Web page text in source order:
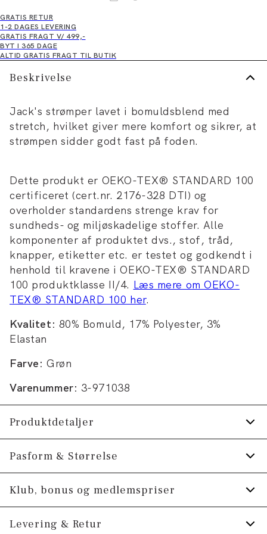
GRATIS RETUR
1-2 DAGES LEVERING
GRATIS FRAGT V/ 499,-
BYT I 365 DAGE
ALTID GRATIS FRAGT TIL BUTIK
Beskrivelse
Jack's strømper lavet i bomuldsblend med
stretch, hvilket giver mere komfort og sikrer, at
strømpen sidder godt fast på foden.
Dette produkt er OEKO-TEX® STANDARD 100
certificeret (cert.nr. 2176-328 DTI) og
overholder standardens strenge krav for
sundheds- og miljøskadelige stoffer. Alle
komponenter af produktet dvs., stof, tråd,
knapper, etiketter etc. er testet og godkendt i
henhold til kravene i OEKO-TEX® STANDARD
100 produktklasse II/4. Læs mere om OEKO-
TEX® STANDARD 100 her.
Kvalitet: 80% Bomuld, 17% Polyester, 3%
Elastan
Farve: Grøn
Varenummer: 3-971038
Produktdetaljer
Fremstillet i bomuldsblend med stretch for
ekstra komfort.
Certificeret med OEKO-TEX® STANDARD
100.
Findes i én størrelse.
Pasform & Størrelse
Størrelsesguide
Klub, bonus og medlemspriser
Tilmeld dig Klub Tøjeksperten helt gratis.
Levering & Retur